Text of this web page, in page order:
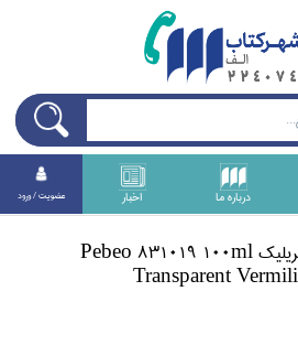
درباره ما اخبار عضويت / ورود
رنگ آكريليك Pebeo 831019 100ml
Transparent